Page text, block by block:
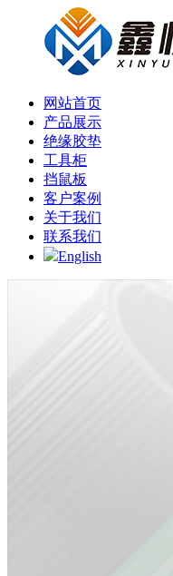
网站首页
产品展示
绝缘胶垫
工具柜
挡鼠板
客户案例
关于我们
联系我们
English